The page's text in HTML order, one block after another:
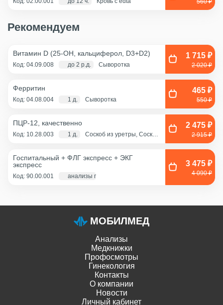
Рекомендуем
Витамин D (25-OH, кальциферол, D3+D2)
Код: 04.09.008 до 2 р.д. Сыворотка
1 715 ₽
2 020 ₽
Ферритин
Код: 04.08.004 1 д. Сыворотка
465 ₽
550 ₽
ПЦР-12, качественно
Код: 10.28.003 1 д.
Соскоб из уретры, Соскоб
канал+влагалище),
2 475 ₽
2 915 ₽
Госпитальный + ФЛГ экспресс + ЭКГ
экспресс
Код: 90.00.001 анализы по крови - 1 д., экг и флг - 1 час
3 475 ₽
4 090 ₽
МОБИЛМЕД
Анализы
Медкнижки
Профосмотры
Гинекология
Контакты
О компании
Новости
Личный кабинет